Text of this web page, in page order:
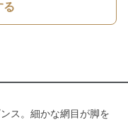
る
ス。細かな網目が脚を